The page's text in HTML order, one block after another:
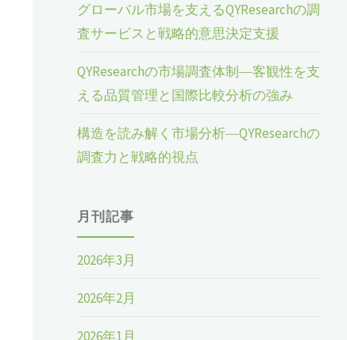
グローバル市場を支えるQYResearchの調
査サービスと戦略的意思決定支援
QYResearchの市場調査体制―客観性を支
える品質管理と国際比較分析の強み
構造を読み解く市場分析―QYResearchの
調査力と戦略的視点
月刊記事
2026年3月
2026年2月
2026年1月